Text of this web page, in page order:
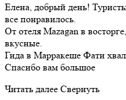
Елена, добрый день!
все понравилось.
От отеля Mazagan в
вкусные.
Гида в Марракеше Фати
Спасибо вам большое
Читать далее Свернуть